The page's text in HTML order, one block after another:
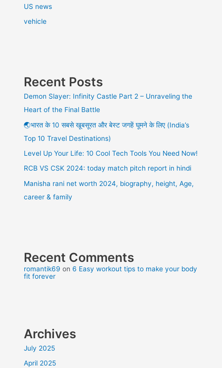
US news
vehicle
Recent Posts
Demon Slayer: Infinity Castle Part 2 – Unraveling the
Heart of the Final Battle
🌏भारत के 10 सबसे खूबसूरत और बेस्ट जगहें घूमने के लिए (India’s
Top 10 Travel Destinations)
Level Up Your Life: 10 Cool Tech Tools You Need Now!
RCB VS CSK 2024: today match pitch report in hindi
Manisha rani net worth 2024, biography, height, Age,
career & family
Recent Comments
romantik69 on6 Easy workout tips to make your body
fit forever
Archives
July 2025
April 2025